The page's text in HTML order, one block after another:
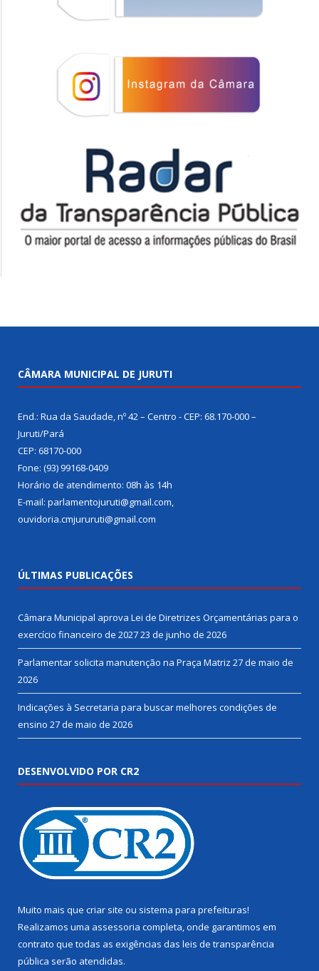
CÂMARA MUNICIPAL DE JURUTI
End.: Rua da Saudade, nº 42 – Centro - CEP: 68.170-000 –
Juruti/Pará
CEP: 68170-000
Fone: (93) 99168-0409
Horário de atendimento: 08h às 14h
E-mail: parlamentojuruti@gmail.com,
ouvidoria.cmjururuti@gmail.com
ÚLTIMAS PUBLICAÇÕES
Câmara Municipal aprova Lei de Diretrizes Orçamentárias para o
exercício financeiro de 202723 de junho de 2026
Parlamentar solicita manutenção na Praça Matriz 27 de maio de
2026
Indicações à Secretaria para buscar melhores condições de
ensino 27 de maio de 2026
DESENVOLVIDO POR CR2
Muito mais que criar site ou sistema para prefeituras!
Realizamos uma assessoria completa, onde garantimos em
contrato que todas as exigências das leis de transparência
pública serão atendidas.